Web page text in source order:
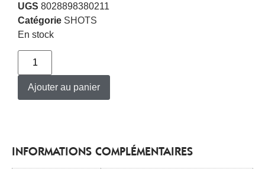
UGS 8028898380211
Catégorie SHOTS
En stock
Ajouter au panier
INFORMATIONS COMPLÉMENTAIRES